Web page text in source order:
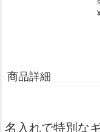
商品詳細
名入れで特別な